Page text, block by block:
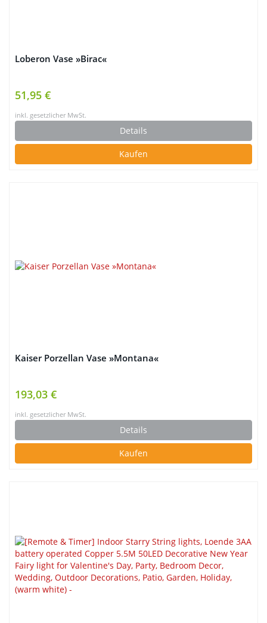
Loberon Vase »Birac«
51,95 €
inkl. gesetzlicher MwSt.
Details
Kaufen
Kaiser Porzellan Vase »Montana«
193,03 €
inkl. gesetzlicher MwSt.
Details
Kaufen